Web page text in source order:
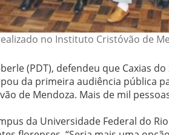
no Instituto Cristóvão de
(PDT), defendeu que Caxias
da primeira audiência pública
de Mendoza. Mais de mil
da Universidade Federal do